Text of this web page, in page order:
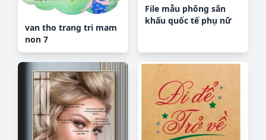
van tho trang tri mam
non 7
File mẫu phông sân
khấu quốc tế phụ nữ